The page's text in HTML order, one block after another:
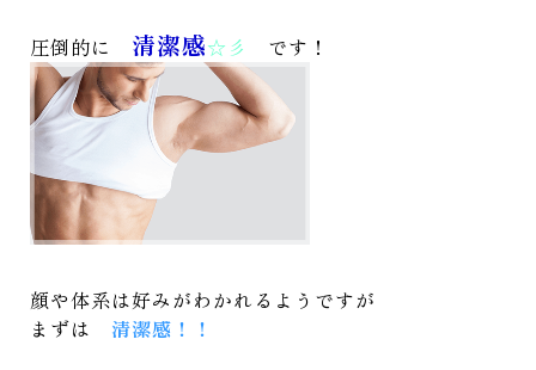
圧倒的に 清潔感☆彡 です！
顔や体系は好みがわかれるようですが
まずは 清潔感！！